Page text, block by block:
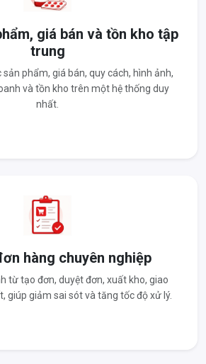
giá bán và tồn kho tập
trung
phẩm, giá bán, quy cách, hình ảnh,
và tồn kho trên một hệ thống duy
nhất.
hàng chuyên nghiệp
từ tạo đơn, duyệt đơn, xuất kho, giao
giúp giảm sai sót và tăng tốc độ xử lý.